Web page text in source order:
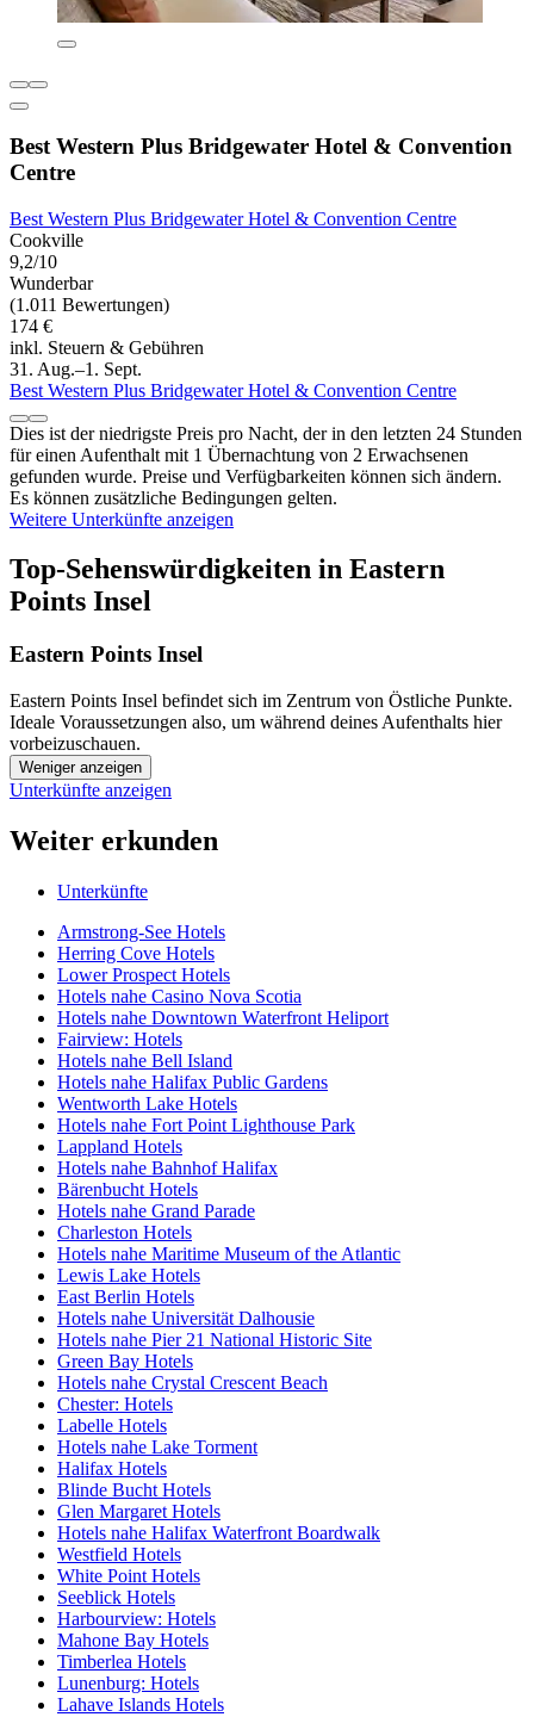
Best Western Plus Bridgewater Hotel & Convention
Centre
Best Western Plus Bridgewater Hotel & Convention Centre
Cookville
9,2/10
Wunderbar
(1.011 Bewertungen)
174 €
inkl. Steuern & Gebühren
31. Aug.–1. Sept.
Best Western Plus Bridgewater Hotel & Convention Centre
Dies ist der niedrigste Preis pro Nacht, der in den letzten 24 Stunden
für einen Aufenthalt mit 1 Übernachtung von 2 Erwachsenen
gefunden wurde. Preise und Verfügbarkeiten können sich ändern.
Es können zusätzliche Bedingungen gelten.
Weitere Unterkünfte anzeigen
Top-Sehenswürdigkeiten in Eastern
Points Insel
Eastern Points Insel
Eastern Points Insel befindet sich im Zentrum von Östliche Punkte.
Ideale Voraussetzungen also, um während deines Aufenthalts hier
vorbeizuschauen.
Weniger anzeigen
Unterkünfte anzeigen
Weiter erkunden
Unterkünfte
Armstrong-See Hotels
Herring Cove Hotels
Lower Prospect Hotels
Hotels nahe Casino Nova Scotia
Hotels nahe Downtown Waterfront Heliport
Fairview: Hotels
Hotels nahe Bell Island
Hotels nahe Halifax Public Gardens
Wentworth Lake Hotels
Hotels nahe Fort Point Lighthouse Park
Lappland Hotels
Hotels nahe Bahnhof Halifax
Bärenbucht Hotels
Hotels nahe Grand Parade
Charleston Hotels
Hotels nahe Maritime Museum of the Atlantic
Lewis Lake Hotels
East Berlin Hotels
Hotels nahe Universität Dalhousie
Hotels nahe Pier 21 National Historic Site
Green Bay Hotels
Hotels nahe Crystal Crescent Beach
Chester: Hotels
Labelle Hotels
Hotels nahe Lake Torment
Halifax Hotels
Blinde Bucht Hotels
Glen Margaret Hotels
Hotels nahe Halifax Waterfront Boardwalk
Westfield Hotels
White Point Hotels
Seeblick Hotels
Harbourview: Hotels
Mahone Bay Hotels
Timberlea Hotels
Lunenburg: Hotels
Lahave Islands Hotels